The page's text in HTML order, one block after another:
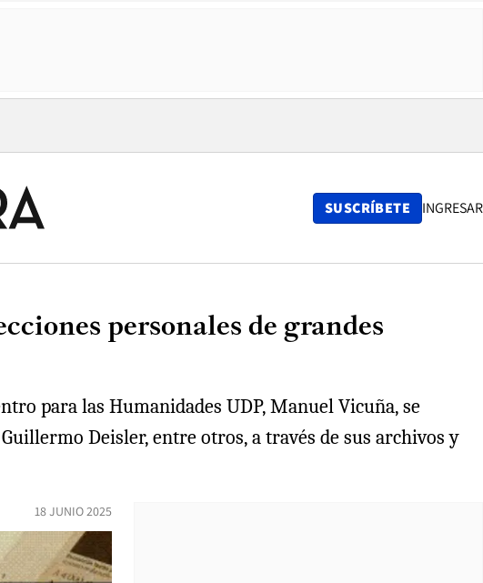
window
SUSCRÍBETE INGRESAR
personales de grandes
para las Humanidades UDP, Manuel Vicuña, se
Deisler, entre otros, a través de sus archivos y
18 JUNIO 2025